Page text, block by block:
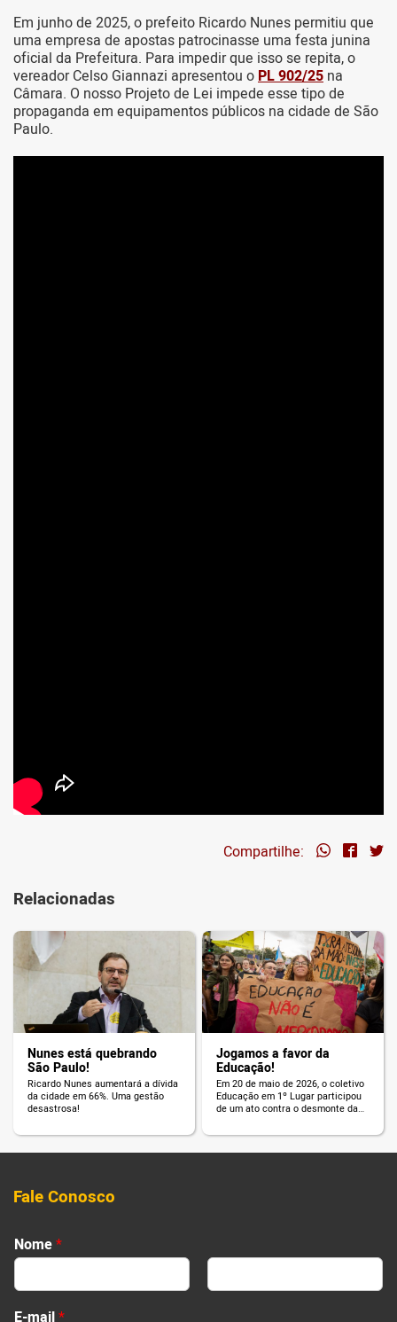
Em junho de 2025, o prefeito Ricardo Nunes permitiu que
uma empresa de apostas patrocinasse uma festa junina
oficial da Prefeitura. Para impedir que isso se repita, o
vereador Celso Giannazi apresentou oPL 902/25 na
Câmara. O nosso Projeto de Lei impede esse tipo de
propaganda em equipamentos públicos na cidade de São
Paulo.
Compartilhe:
Relacionadas
Nunes está quebrando
São Paulo!
Ricardo Nunes aumentará a dívida
da cidade em 66%. Uma gestão
desastrosa!
Jogamos a favor da
Educação!
Em 20 de maio de 2026, o coletivo
Educação em 1º Lugar participou
de um ato contra o desmonte da
Fale Conosco
Nome*
First Last
E-mail*